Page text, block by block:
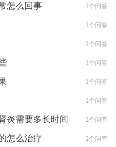
怎么回事 1个问答
1个问答
1个问答
1个问答
1个问答
1个问答
炎需要多长时间 1个问答
怎么治疗 1个问答